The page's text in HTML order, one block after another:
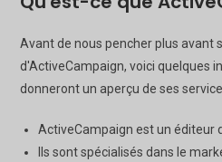
Avant de nous pencher plus avant
d'ActiveCampaign, voici quelques
donneront un aperçu de ses
ActiveCampaign est un éditeur
Ils sont spécialisés dans le